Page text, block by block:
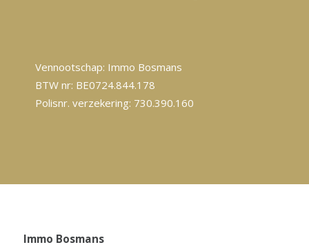
Vennootschap: Immo Bosmans
BTW nr: BE0724.844.178
Polisnr. verzekering: 730.390.160
Immo Bosmans